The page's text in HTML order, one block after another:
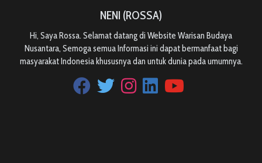
NENI (ROSSA)
Hi, Saya Rossa. Selamat datang di Website Warisan Budaya
Nusantara, Semoga semua Informasi ini dapat bermanfaat bagi
masyarakat Indonesia khususnya dan untuk dunia pada umumnya.